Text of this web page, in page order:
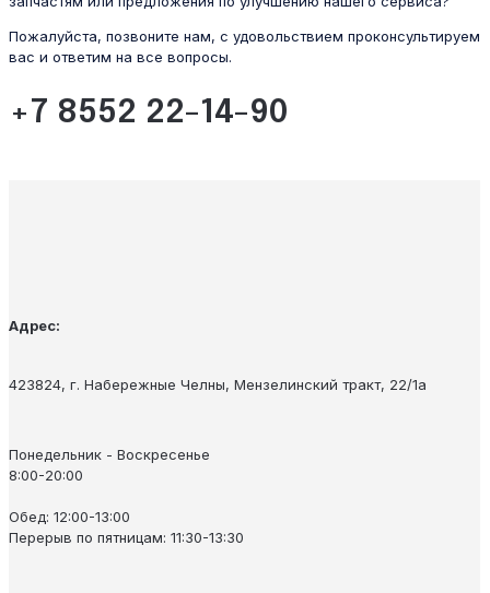
Пожалуйста, позвоните нам, с удовольствием проконсультируем
вас и ответим на все вопросы.
+7 8552 22-14-90
Адрес:
423824, г. Набережные Челны, Мензелинский тракт, 22/1а
Понедельник - Воскресенье
8:00-20:00
Обед: 12:00-13:00
Перерыв по пятницам: 11:30-13:30